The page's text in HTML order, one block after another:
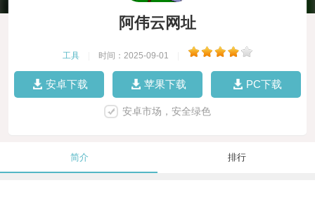
阿伟云网址
工具 时间：2025-09-01
安卓下载 苹果下载 PC下载
安卓市场，安全绿色
简介 排行